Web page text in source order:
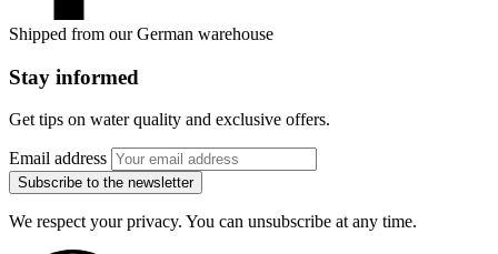
Shipped from our German warehouse
Stay informed
Get tips on water quality and exclusive offers.
Email address
Subscribe to the newsletter
We respect your privacy. You can unsubscribe at any time.